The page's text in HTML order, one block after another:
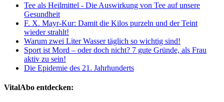
Tee als Heilmittel - Die Auswirkung von Tee auf unsere
Gesundheit
F. X. Mayr-Kur: Damit die Kilos purzeln und der Teint
wieder strahlt!
Warum zwei Liter Wasser täglich so wichtig sind!
Sport ist Mord – oder doch nicht? 7 gute Gründe, als Frau
aktiv zu sein!
Die Epidemie des 21. Jahrhunderts
VitalAbo entdecken: